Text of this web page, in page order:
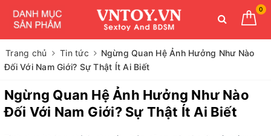
0
Trang chủ Tin tức
Ngừng Quan Hệ Ảnh Hưởng Như Nào
Đối Với Nam Giới? Sự Thật Ít Ai Biết
Ngừng Quan Hệ Ảnh Hưởng Như Nào
Đối Với Nam Giới? Sự Thật Ít Ai Biết